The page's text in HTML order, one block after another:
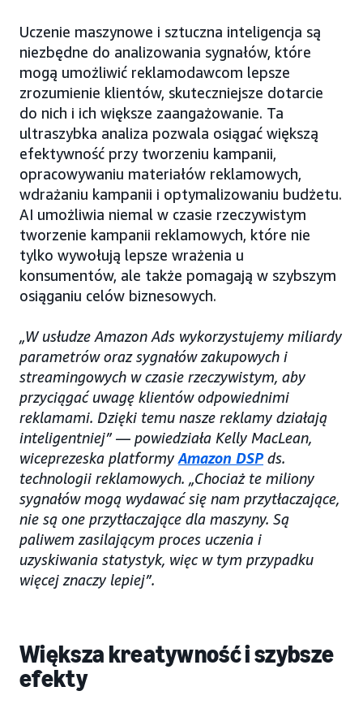
Uczenie maszynowe i sztuczna inteligencja są
niezbędne do analizowania sygnałów, które
mogą umożliwić reklamodawcom lepsze
zrozumienie klientów, skuteczniejsze dotarcie
do nich i ich większe zaangażowanie. Ta
ultraszybka analiza pozwala osiągać większą
efektywność przy tworzeniu kampanii,
opracowywaniu materiałów reklamowych,
wdrażaniu kampanii i optymalizowaniu budżetu.
AI umożliwia niemal w czasie rzeczywistym
tworzenie kampanii reklamowych, które nie
tylko wywołują lepsze wrażenia u
konsumentów, ale także pomagają w szybszym
osiąganiu celów biznesowych.
„W usłudze Amazon Ads wykorzystujemy miliardy
parametrów oraz sygnałów zakupowych i
streamingowych w czasie rzeczywistym, aby
przyciągać uwagę klientów odpowiednimi
reklamami. Dzięki temu nasze reklamy działają
inteligentniej” — powiedziała Kelly MacLean,
wiceprezeska platformy Amazon DSPds.
technologii reklamowych. „Chociaż te miliony
sygnałów mogą wydawać się nam przytłaczające,
nie są one przytłaczające dla maszyny. Są
paliwem zasilającym proces uczenia i
uzyskiwania statystyk, więc w tym przypadku
więcej znaczy lepiej”.
Większa kreatywność i szybsze
efekty